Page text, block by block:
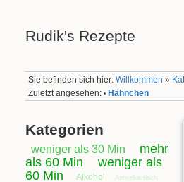
Rudik's Rezepte
Sie befinden sich hier:Willkommen »
Zuletzt angesehen: • Hähnchen
Kategorien
weniger als 30 Min
mehr
als 60 Min
weniger als
60 Min
Alkohol
Amerikanisch